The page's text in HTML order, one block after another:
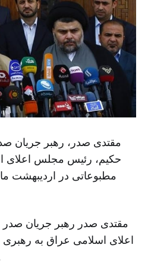
مقتدی صدر، رهبر جریان
حکیم، رئیس مجلس اعلای
مطبوعاتی در اردیبهشت
مقتدی صدر رهبر جریان صدر
اعلای اسلامی عراق به رهبری